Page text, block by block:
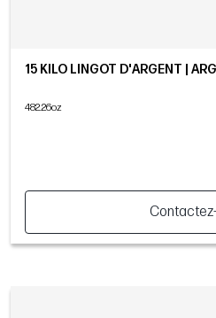
15 KILO LINGOT D'ARGENT |
482.26oz